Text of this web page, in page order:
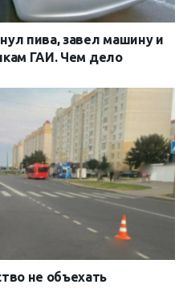
пива, завел машину и
ГАИ. Чем дело
не объехать